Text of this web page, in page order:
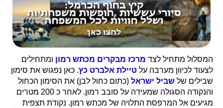
המסלול מתחיל לצד מרכז מבקרים מכתש רמון ומתחילים
לצעוד לכיוון מערבה על טיילת אלברט כץ. כאן נפגוש את סימון
שבילים של שביל ישראל (כתום כחול לבן) את הסימון הכחול
והנקודה הסגולה שמעידה על סובב רמון. לאחר כ 200 מטרים
מגיעים אל המרפסת התלויה של מכתש רמון. נקודת תצפית